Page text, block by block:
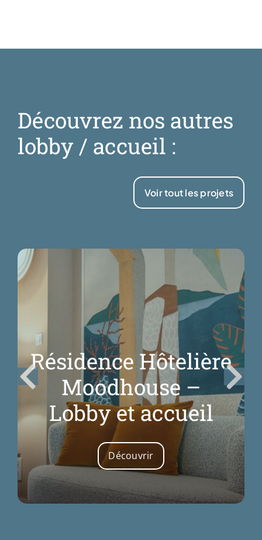
Découvrez nos autres
lobby / accueil :
Voir tout les projets
Résidence Hôtelière
Moodhouse –
Lobby et accueil
Découvrir